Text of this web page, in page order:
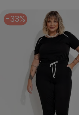
-33%